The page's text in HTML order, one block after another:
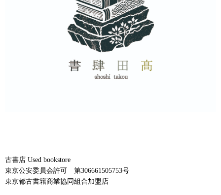
古書店 Used bookstore
東京公安委員会許可 第306661505753号
東京都古書籍商業協同組合加盟店